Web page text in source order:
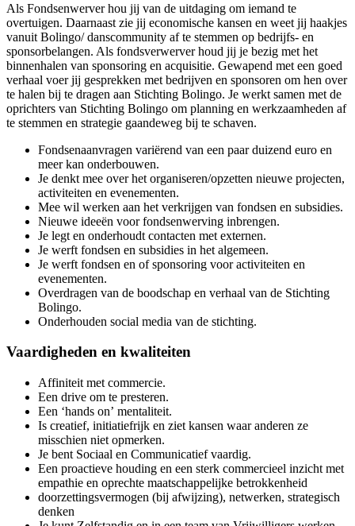
Als Fondsenwerver hou jij van de uitdaging om iemand te
overtuigen. Daarnaast zie jij economische kansen en weet jij haakjes
vanuit Bolingo/ danscommunity af te stemmen op bedrijfs- en
sponsorbelangen. Als fondsverwerver houd jij je bezig met het
binnenhalen van sponsoring en acquisitie. Gewapend met een goed
verhaal voer jij gesprekken met bedrijven en sponsoren om hen over
te halen bij te dragen aan Stichting Bolingo. Je werkt samen met de
oprichters van Stichting Bolingo om planning en werkzaamheden af
te stemmen en strategie gaandeweg bij te schaven.
Fondsenaanvragen variërend van een paar duizend euro en
meer kan onderbouwen.
Je denkt mee over het organiseren/opzetten nieuwe projecten,
activiteiten en evenementen.
Mee wil werken aan het verkrijgen van fondsen en subsidies.
Nieuwe ideeën voor fondsenwerving inbrengen.
Je legt en onderhoudt contacten met externen.
Je werft fondsen en subsidies in het algemeen.
Je werft fondsen en of sponsoring voor activiteiten en
evenementen.
Overdragen van de boodschap en verhaal van de Stichting
Bolingo.
Onderhouden social media van de stichting.
Vaardigheden en kwaliteiten
Affiniteit met commercie.
Een drive om te presteren.
Een ‘hands on’ mentaliteit.
Is creatief, initiatiefrijk en ziet kansen waar anderen ze
misschien niet opmerken.
Je bent Sociaal en Communicatief vaardig.
Een proactieve houding en een sterk commercieel inzicht met
empathie en oprechte maatschappelijke betrokkenheid
doorzettingsvermogen (bij afwijzing), netwerken, strategisch
denken